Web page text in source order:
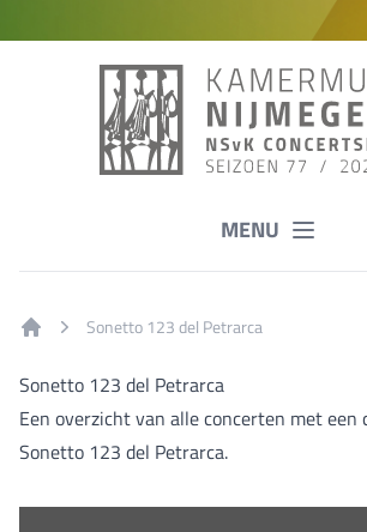
MENU
Sonetto 123 del Petrarca
Sonetto 123 del Petrarca
Een overzicht van alle concerten met een
Sonetto 123 del Petrarca.